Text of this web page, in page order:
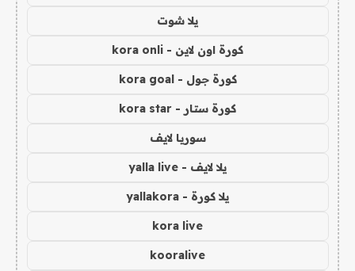
يلا شوت
كورة اون لاين - kora onli
كورة جول - kora goal
كورة ستار - kora star
سوريا لايف
يلا لايف - yalla live
يلا كورة - yallakora
kora live
kooralive